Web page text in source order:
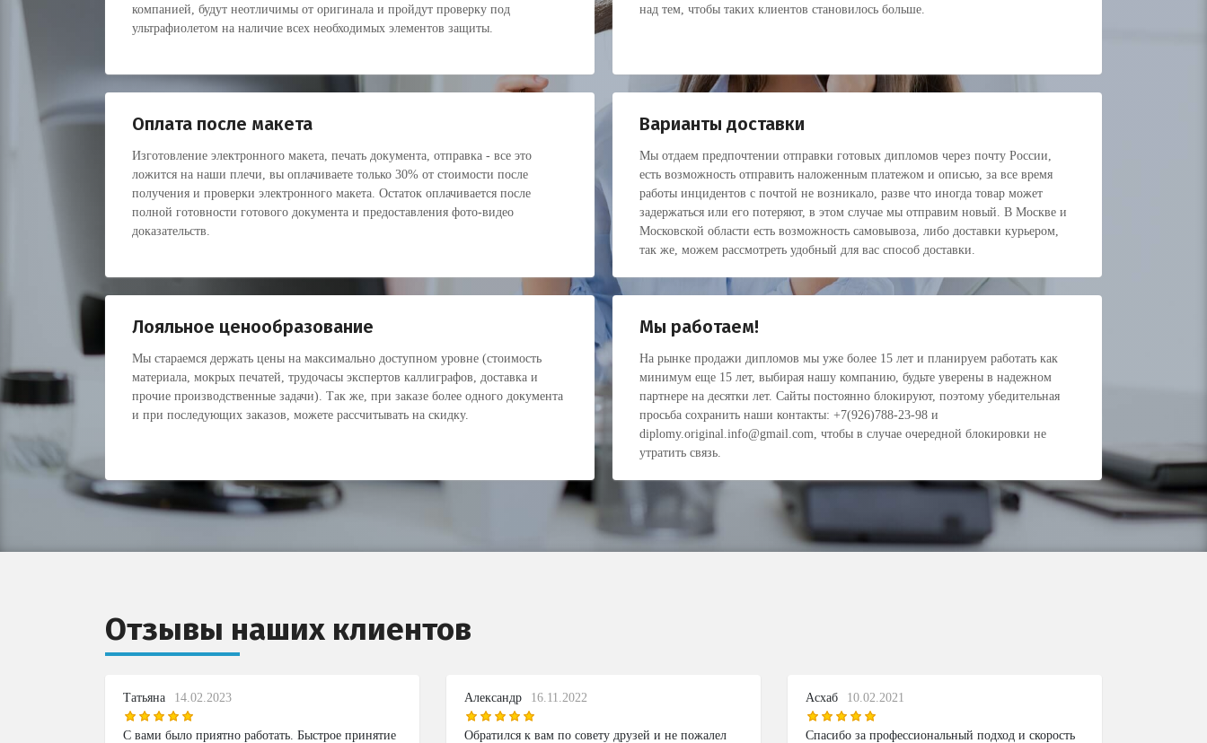
компанией, будут неотличимы от оригинала и пройдут проверку под
ультрафиолетом на наличие всех необходимых элементов защиты.
над тем, чтобы таких клиентов становилось больше.
Оплата после макета
Изготовление электронного макета, печать документа, отправка - все это
ложится на наши плечи, вы оплачиваете только 30% от стоимости после
получения и проверки электронного макета. Остаток оплачивается после
полной готовности готового документа и предоставления фото-видео
доказательств.
Варианты доставки
Мы отдаем предпочтении отправки готовых дипломов через почту России,
есть возможность отправить наложенным платежом и описью, за все время
работы инцидентов с почтой не возникало, разве что иногда товар может
задержаться или его потеряют, в этом случае мы отправим новый. В Москве и
Московской области есть возможность самовывоза, либо доставки курьером,
так же, можем рассмотреть удобный для вас способ доставки.
Лояльное ценообразование
Мы стараемся держать цены на максимально доступном уровне (стоимость
материала, мокрых печатей, трудочасы экспертов каллиграфов, доставка и
прочие производственные задачи). Так же, при заказе более одного документа
и при последующих заказов, можете рассчитывать на скидку.
Мы работаем!
На рынке продажи дипломов мы уже более 15 лет и планируем работать как
минимум еще 15 лет, выбирая нашу компанию, будьте уверены в надежном
партнере на десятки лет. Сайты постоянно блокируют, поэтому убедительная
просьба сохранить наши контакты: +7(926)788-23-98 и
diplomy.original.info@gmail.com, чтобы в случае очередной блокировки не
утратить связь.
Отзывы наших клиентов
Татьяна 14.02.2023
С вами было приятно работать. Быстрое принятие
Александр 16.11.2022
Обратился к вам по совету друзей и не пожалел
Асхаб 10.02.2021
Спасибо за профессиональный подход и скорость